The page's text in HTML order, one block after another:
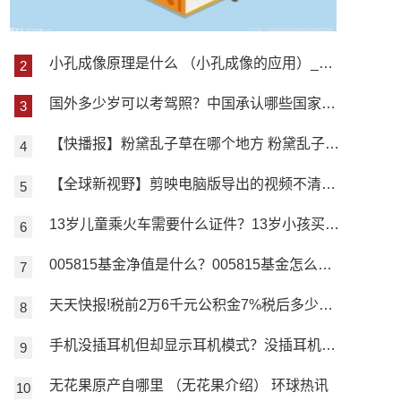
小孔成像原理是什么 （小孔成像的应用）_环球关注
国外多少岁可以考驾照？中国承认哪些国家驾照？|环球观点
【快播报】粉黛乱子草在哪个地方 粉黛乱子草景观几月出现？
【全球新视野】剪映电脑版导出的视频不清晰怎么办？剪映电脑版怎么设置画面比例？
13岁儿童乘火车需要什么证件？13岁小孩买火车票是儿童票吗？ 即时焦点
005815基金净值是什么？005815基金怎么样？
天天快报!税前2万6千元公积金7%税后多少？上海公积金7%是什么？
手机没插耳机但却显示耳机模式？没插耳机显示耳机模式怎么办? 焦点快报
无花果原产自哪里 （无花果介绍） 环球热讯